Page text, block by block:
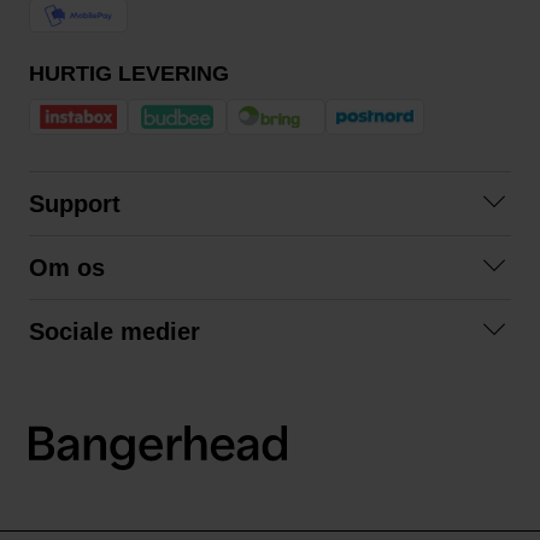
HURTIG LEVERING
Support
Betingelser
Om os
Sociale medier
LinkedIn